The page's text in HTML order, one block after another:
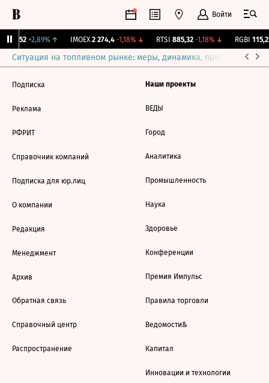
Войти
1 352 +2,89%↑ IMOEX 2 274,4 -1,18%↓ RTSI 885,32 -1,18%↓ RGBI 115,23
Ситуация на топливном рынке: меры, динамика, прогнозы
Подписка
Реклама
РФРИТ
Справочник компаний
Подписка для юр.лиц
О компании
Редакция
Менеджмент
Архив
Обратная связь
Справочный центр
Распространение
Наши проекты
ВЕДЫ
Город
Аналитика
Промышленность
Наука
Здоровье
Конференции
Премия Импульс
Правила торговли
Ведомости&
Капитал
Инновации и технологии